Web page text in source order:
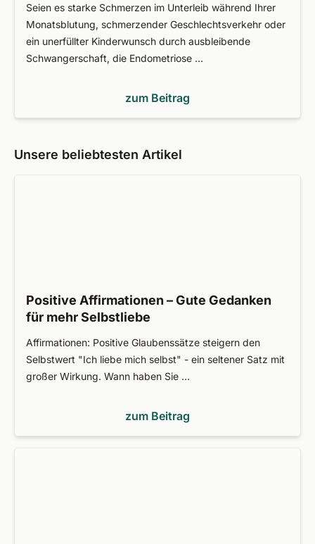
Seien es starke Schmerzen im Unterleib während Ihrer
Monatsblutung, schmerzender Geschlechtsverkehr oder
ein unerfüllter Kinderwunsch durch ausbleibende
Schwangerschaft, die Endometriose …
zum Beitrag
Unsere beliebtesten Artikel
Positive Affirmationen – Gute Gedanken
für mehr Selbstliebe
Affirmationen: Positive Glaubenssätze steigern den
Selbstwert "Ich liebe mich selbst" - ein seltener Satz mit
großer Wirkung. Wann haben Sie …
zum Beitrag